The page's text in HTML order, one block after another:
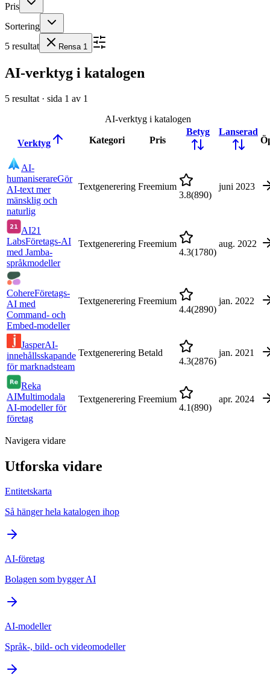
Pris
Sortering
5 resultat Rensa 1
AI-verktyg i katalogen
5 resultat · sida 1 av 1
AI-verktyg i katalogen
Verktyg Kategori Pris
Betyg
Lanserad
AI-
humaniserareGör
AI-text mer
mänsklig och
naturlig
Textgenerering Freemium
3.8(890)
juni 2023
AI21
LabsFöretags-AI
med Jamba-
språkmodeller
Textgenerering Freemium
4.3(1780)
aug. 2022
CohereFöretags-
AI med
Command- och
Embed-modeller
Textgenerering Freemium
4.4(2890)
jan. 2022
JasperAI-
innehållsskapande
för marknadsteam
Textgenerering Betald
4.3(2876)
jan. 2021
Reka
AIMultimodala
AI-modeller för
företag
Textgenerering Freemium
4.1(890)
apr. 2024
Navigera vidare
Utforska vidare
Entitetskarta
Så hänger hela katalogen ihop
AI-företag
Bolagen som bygger AI
AI-modeller
Språk-, bild- och videomodeller